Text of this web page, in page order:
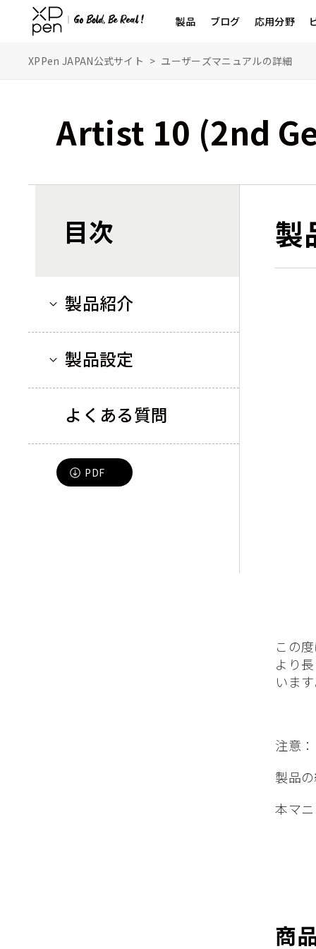
製品 ブログ 応用分野
XPPen JAPAN公式サイト > ユーザーズマニュアルの詳細
Artist 10 (2nd
目次
製品紹介
製品設定
よくある質問
PDF
製
この
より
いま
注意：
製品
本マ
商